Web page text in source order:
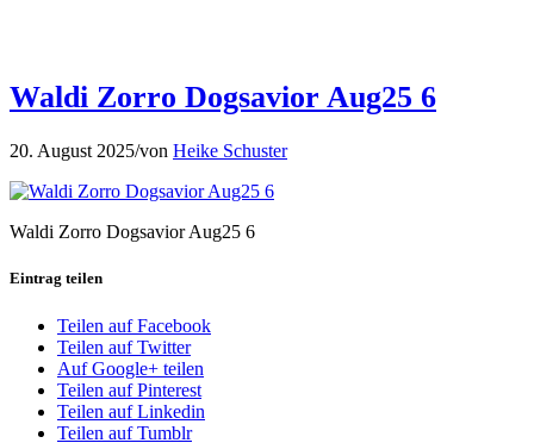
Waldi Zorro Dogsavior Aug25 6
20. August 2025/von Heike Schuster
Waldi Zorro Dogsavior Aug25 6
Eintrag teilen
Teilen auf Facebook
Teilen auf Twitter
Auf Google+ teilen
Teilen auf Pinterest
Teilen auf Linkedin
Teilen auf Tumblr